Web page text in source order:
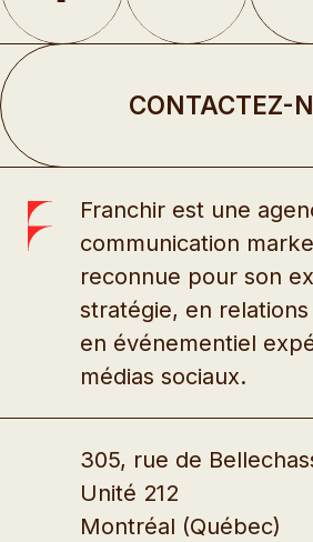
CONTACTEZ-
Franchir est une
communication
reconnue pour son
stratégie, en
en événementiel
médias sociaux.
305, rue de
Unité 212
Montréal (Québec)